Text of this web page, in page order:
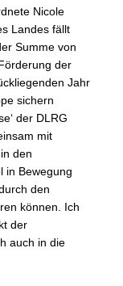
Nicole
Landes fällt
Summe von
der
Jahr
sichern
der DLRG
mit
den
in Bewegung
den
können. Ich
der
auch in die